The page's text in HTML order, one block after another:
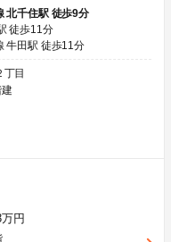
北千住駅 徒歩9分
徒歩11分
牛田駅 徒歩11分
目
円